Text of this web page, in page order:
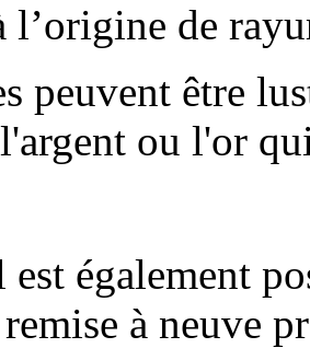
l’origine de
peuvent être
ou l'or
également
à neuve